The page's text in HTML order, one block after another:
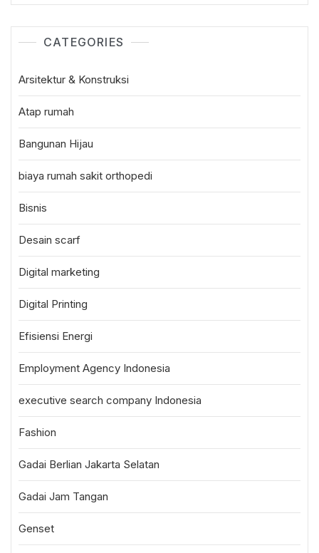
CATEGORIES
Arsitektur & Konstruksi
Atap rumah
Bangunan Hijau
biaya rumah sakit orthopedi
Bisnis
Desain scarf
Digital marketing
Digital Printing
Efisiensi Energi
Employment Agency Indonesia
executive search company Indonesia
Fashion
Gadai Berlian Jakarta Selatan
Gadai Jam Tangan
Genset